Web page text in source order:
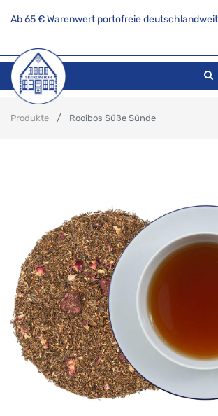
Ab 65 € Warenwert portofreie
Produkte Rooibos Süße Sünde